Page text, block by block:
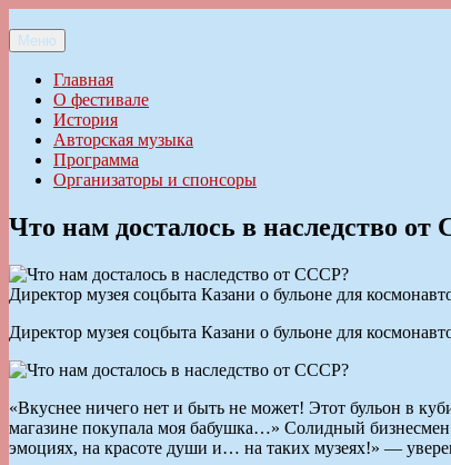
к
содержимому
Ильменский фестиваль авторской песни
Меню
Главная
О фестивале
История
Авторская музыка
Программа
Организаторы и спонсоры
Что нам досталось в наследство
Директор музея соцбыта Казани о бульоне для
Директор музея соцбыта Казани о бульоне для
«Вкуснее ничего нет и быть не может! Этот бульон в
магазине покупала моя бабушка…» Солидный
эмоциях, на красоте души и… на таких музеях!» —